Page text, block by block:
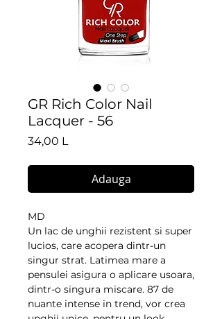
GR Rich Color Nail
Lacquer - 56
34,00 L
Adauga
MD
Un lac de unghii rezistent si super
lucios, care acopera dintr-un
singur strat. Latimea mare a
pensulei asigura o aplicare usoara,
dintr-o singura miscare. 87 de
nuante intense in trend, vor crea